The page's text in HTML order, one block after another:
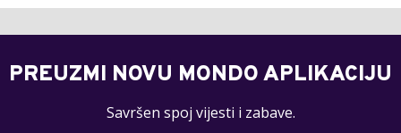
PREUZMI NOVU MONDO APLIKACIJU
Savršen spoj vijesti i zabave.